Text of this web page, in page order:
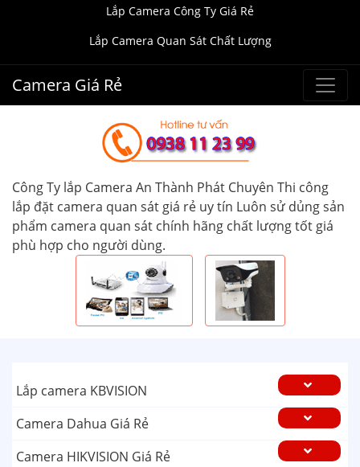
Lắp Camera Công Ty Giá Rẻ
Lắp Camera Quan Sát Chất Lượng
Camera Giá Rẻ
Công Ty lắp Camera An Thành Phát Chuyên Thi công
lắp đặt camera quan sát giá rẻ uy tín Luôn sử dủng sản
phẩm camera quan sát chính hãng chất lượng tốt giá
phù hợp cho người dùng.
Lắp camera KBVISION
Camera Dahua Giá Rẻ
Camera HIKVISION Giá Rẻ